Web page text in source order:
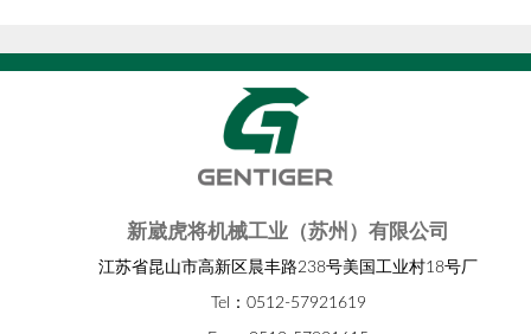
新崴虎将机械工业（苏州）有限公司
江苏省昆山市高新区晨丰路238号美国工业村18号厂
Tel：0512-57921619